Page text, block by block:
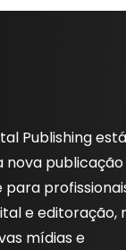
Publishing está
nova
para
e editoração,
mídias e